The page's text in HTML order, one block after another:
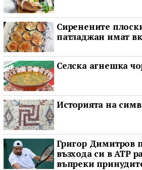
Сиренените
патладжан имат
Селска агнешка
Историята на
Григор Димитров
възхода си в ATP
въпреки